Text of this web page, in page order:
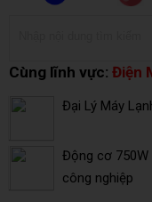
Cùng lĩnh vực: Điện
Đại Lý Máy
Động cơ 750W
công nghiệp